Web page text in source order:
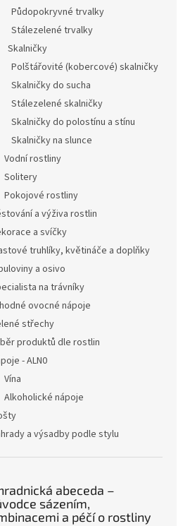
Půdopokryvné trvalky
Stálezelené trvalky
Skalničky
Polštářovité (kobercové) skalničky
Skalničky do sucha
Stálezelené skalničky
Skalničky do polostínu a stínu
Skalničky na slunce
Vodní rostliny
Solitery
Pokojové rostliny
a výživa rostlin
a svíčky
truhlíky, květináče a doplňky
a osivo
na trávníky
ovocné nápoje
střechy
produktů dle rostlin
- ALN0
Vína
Alkoholické nápoje
a výsadby podle stylu
abeceda –
sázením,
a péčí o rostliny